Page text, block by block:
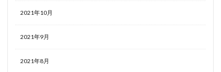
2021年10月
2021年9月
2021年8月